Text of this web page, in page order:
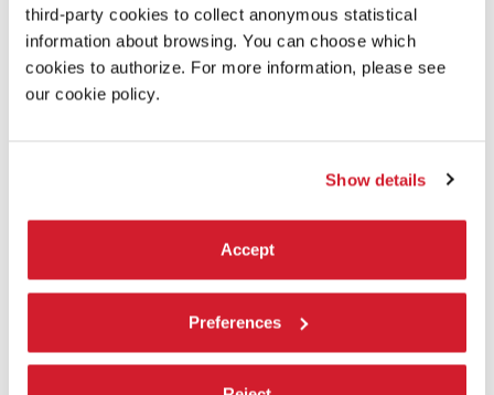
third-party cookies to collect anonymous statistical
information about browsing. You can choose which
cookies to authorize. For more information, please see
our cookie policy.
Show details
Accept
Preferences
21:00
PER GRAZIA RICEVUTA
Venezia Classici